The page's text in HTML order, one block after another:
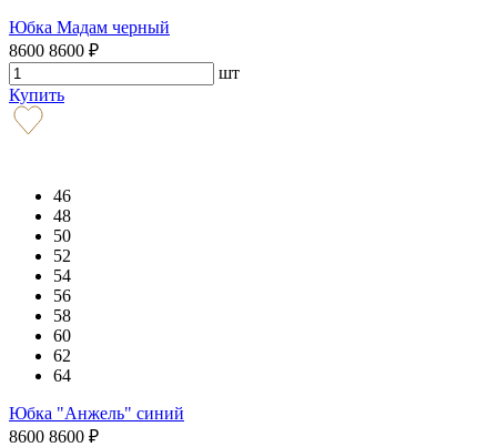
Юбка Мадам черный
8600 8600 ₽
шт
Купить
46
48
50
52
54
56
58
60
62
64
Юбка "Анжель" синий
8600 8600 ₽